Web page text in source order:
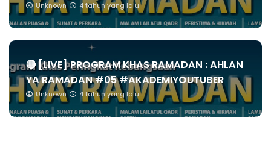
Unknown 4 tahun yang lalu
🔴 [LIVE] PROGRAM KHAS RAMADAN : AHLAN
YA RAMADAN #05 #AKADEMIYOUTUBER
Unknown 4 tahun yang lalu